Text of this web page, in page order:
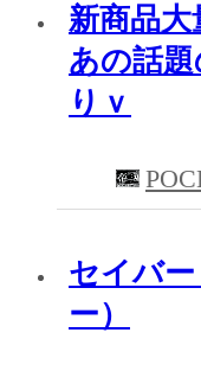
新商品大
あの話
りｖ
セイバ
ー）